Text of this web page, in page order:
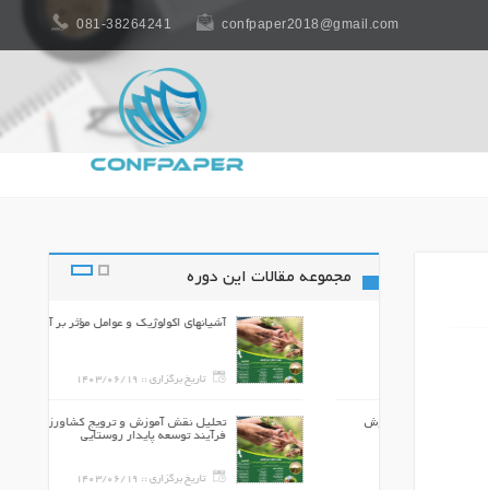
confpaper2018@gmail.com
081-38264241
مجموعه مقالات این دوره
آشیانهای اکولوژیک و عوامل مؤثر بر آنها
تاریخ برگزاری ::1403/06/19
تحلیل نقش آموزش و ترویج کشاورزی در
فرآیند توسعه پایدار روستایي
تاریخ برگزاری ::1403/06/19